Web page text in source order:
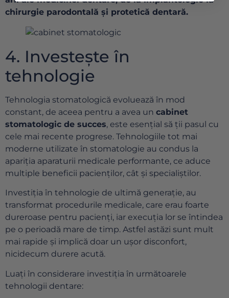
chirurgie parodontală și protetică dentară.
4. Investește în
tehnologie
Tehnologia stomatologică evoluează în mod
constant, de aceea pentru a avea un cabinet
stomatologic de succes, este esențial să ții pasul cu
cele mai recente progrese. Tehnologiile tot mai
moderne utilizate în stomatologie au condus la
apariția aparaturii medicale performante, ce aduce
multiple beneficii pacienților, cât și specialiștilor.
Investiția în tehnologie de ultimă generație, au
transformat procedurile medicale, care erau foarte
dureroase pentru pacienți, iar execuția lor se întindea
pe o perioadă mare de timp. Astfel astăzi sunt mult
mai rapide și implică doar un ușor disconfort,
nicidecum durere acută.
Luați în considerare investiția în următoarele
tehnologii dentare: